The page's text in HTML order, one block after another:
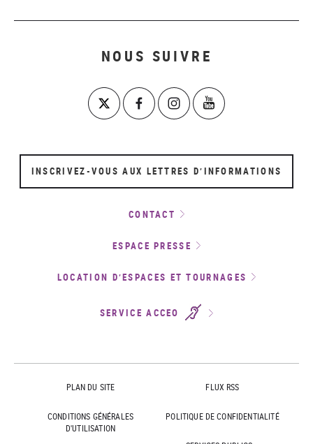
NOUS SUIVRE
INSCRIVEZ-VOUS AUX LETTRES D’INFORMATIONS
CONTACT
ESPACE PRESSE
LOCATION D’ESPACES ET TOURNAGES
SERVICE ACCEO
PLAN DU SITE FLUX RSS
CONDITIONS GÉNÉRALES
D'UTILISATION
POLITIQUE DE CONFIDENTIALITÉ